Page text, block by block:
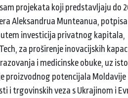
projekata koji predstavljaju do
Aleksandrua Munteanua,
investicija privatnog
za proširenje inovacijskih
i medicinske obuke, uz
proizvodnog potencijala Moldavije
i trgovinskih veza s Ukrajinom i